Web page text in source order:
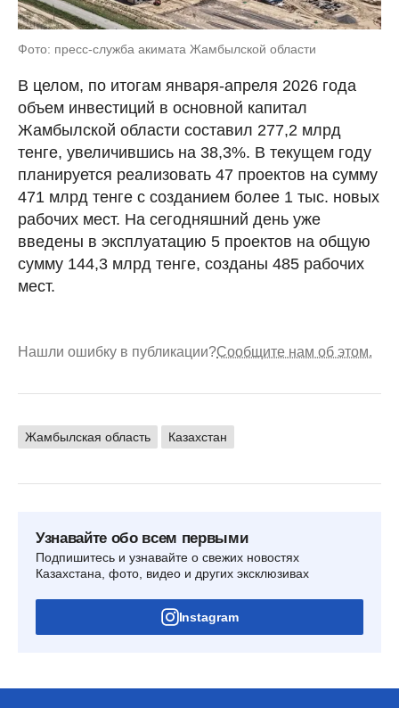
Фото: пресс-служба акимата Жамбылской области
В целом, по итогам января-апреля 2026 года
объем инвестиций в основной капитал
Жамбылской области составил 277,2 млрд
тенге, увеличившись на 38,3%. В текущем году
планируется реализовать 47 проектов на сумму
471 млрд тенге с созданием более 1 тыс. новых
рабочих мест. На сегодняшний день уже
введены в эксплуатацию 5 проектов на общую
сумму 144,3 млрд тенге, созданы 485 рабочих
мест.
Нашли ошибку в публикации?Сообщите нам об этом.
Жамбылская область Казахстан
Узнавайте обо всем первыми
Подпишитесь и узнавайте о свежих новостях
Казахстана, фото, видео и других эксклюзивах
Instagram